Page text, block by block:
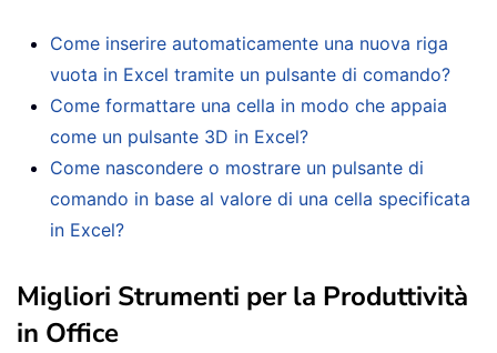
Come inserire automaticamente una nuova riga
vuota in Excel tramite un pulsante di comando?
Come formattare una cella in modo che appaia
come un pulsante 3D in Excel?
Come nascondere o mostrare un pulsante di
comando in base al valore di una cella specificata
in Excel?
Migliori Strumenti per la Produttività
in Office